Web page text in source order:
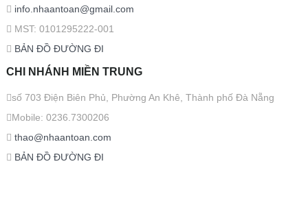
info.nhaantoan@gmail.com
MST: 0101295222-001
BẢN ĐỒ ĐƯỜNG ĐI
CHI NHÁNH MIỀN TRUNG
số 703 Điện Biên Phủ, Phường An Khê, Thành phố Đà Nẵng
Mobile: 0236.7300206
thao@nhaantoan.com
BẢN ĐỒ ĐƯỜNG ĐI